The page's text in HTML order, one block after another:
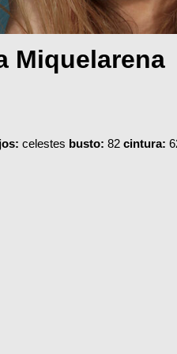
Miquelarena
celestes busto: 82 cintura: